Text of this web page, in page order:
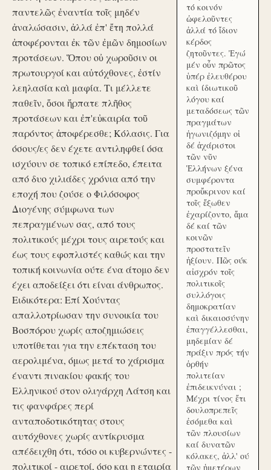
παντελῶς ἐναντία τοῖς μηδέν
ἀναλώσασιν, ἀλλά ἐπ' ἔτη πολλά
ἀποφέρονται ἐκ τῶν ἐμῶν δημοσίων
προτάσεων. Ὅπου οὐ χωροῦσιν οι
πρωτουργοί και αὐτόχθονες, ἐστίν
λεηλασία καὶ μαφία. Τι μέλλετε
παθεῖν, ὅσοι ἥρπατε πλῆθος
προτάσεων και ἐπ'εὐκαιρία τοῦ
παρόντος ἀποφέρεσθε; Κόλασις. Για
όσους/ες δεν έχετε αντιληφθεί όσα
ισχύουν σε τοπικό επίπεδο, έπειτα
από δυο χιλιάδες χρόνια από την
εποχή που ζούσε ο Φιλόσοφος
Διογένης σύμφωνα των
πεπραγμένων σας, από τους
πολιτικούς μέχρι τους αιρετούς και
έως τους εφοπλιστές καθώς και την
τοπική κοινωνία ούτε ένα άτομο δεν
έχει αποδείξει ότι είναι άνθρωπος.
Ειδικότερα: Επί Χούντας
απαλλοτρίωσαν την συνοικία του
Βοσπόρου χωρίς αποζημιώσεις
υποτίθεται για την επέκταση του
αερολιμένα, όμως μετά το χάρισμα
έναντι πινακίου φακής του
Ελληνικού στον ολιγάρχη Λάτση και
τις φανφάρες περί
ανταποδοτικότητας στους
αυτόχθονες χωρίς αντίκρυσμα
απέδειχθη ότι, τόσο οι κυβερνώντες -
πολιτικοί - αιρετοί, όσο και η εταιρία
τό κοινόν
ὠφελοῦντες
ἀλλά τό ἴδιον
κέρδος
ζητοῦντες. Ἐγώ
μέν οὖν πρῶτος
ὑπέρ ἐλευθέρου
καὶ ίδιωτικοῦ
λόγου καί
μεταδόσεως τῶν
πραγμάτων
ἠγωνιζόμην οἱ
δέ ἀχάριστοι
τῶν νῦν
Ἑλλήνων ξένα
συμφέροντα
προὔκρινον καί
τοῖς ἔξωθεν
ἐχαρίζοντο, ἅμα
δέ καί τῶν
κοινῶν
προστατεῖν
ἠξίουν. Πῶς ούκ
αἰσχρόν τοῖς
πολιτικοῖς
συλλόγοις
δημοκρατίαν
καὶ δικαιοσύνην
ἐπαγγέλλεσθαι,
μηδεμίαν δέ
πράξιν πρός τήν
ὀρθήν
πολιτείαν
ἐπιδεικνύναι ;
Μέχρι τίνος ἔτι
δουλοπρεπεῖς
ἐσόμεθα καὶ
τῶν πλουσίων
καί δυνατῶν
κόλακες, ἀλλ' ού
τῶν ἡμετέρων